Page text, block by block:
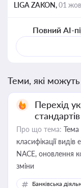
LIGA ZAKON,01
Повний AI-
Теми, які можуть
Перехід
Про що тема: Тема
класифікації
NACE, оновлення
зміни
Банківська